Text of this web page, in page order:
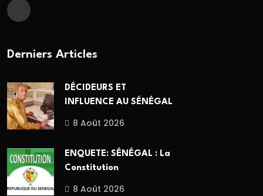
Derniers Articles
DÉCIDEURS ET
INFLUENCE AU SÉNÉGAL
8 Août 2026
ENQUETE: SÉNÉGAL : La
Constitution
8 Août 2026